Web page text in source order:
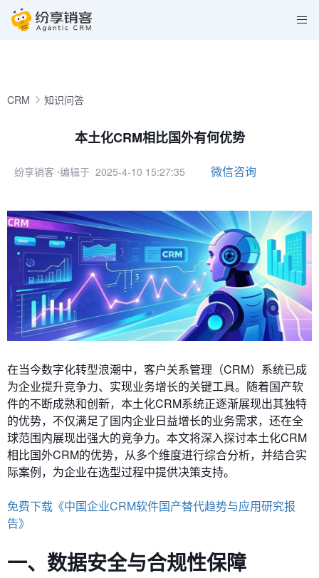
CRM 知识问答
本土化CRM相比国外有何优势
纷享销客 ⋅编辑于 2025-4-10 15:27:35 微信咨询
在当今数字化转型浪潮中，客户关系管理（CRM）系统已成
为企业提升竞争力、实现业务增长的关键工具。随着国产软
件的不断成熟和创新，本土化CRM系统正逐渐展现出其独特
的优势，不仅满足了国内企业日益增长的业务需求，还在全
球范围内展现出强大的竞争力。本文将深入探讨本土化CRM
相比国外CRM的优势，从多个维度进行综合分析，并结合实
际案例，为企业在选型过程中提供决策支持。
免费下载《中国企业CRM软件国产替代趋势与应用研究报
告》
一、数据安全与合规性保障